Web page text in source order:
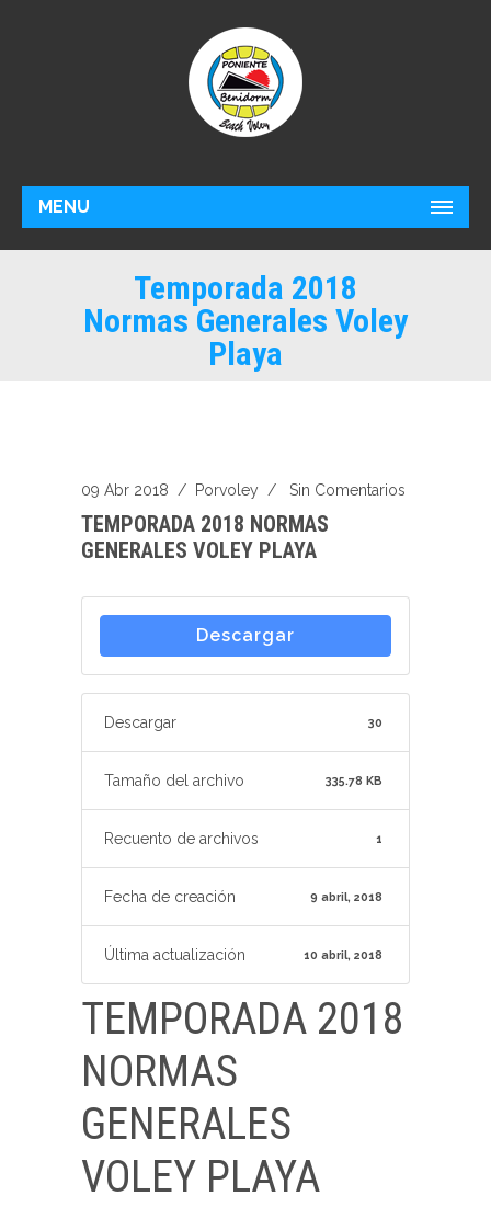
MENU
Temporada 2018
Normas Generales Voley
Playa
09 Abr 2018 / PorVoley / Sin Comentarios
TEMPORADA 2018 NORMAS
GENERALES VOLEY PLAYA
Descargar
Descargar 30
Tamaño del archivo 335.78 KB
Recuento de archivos 1
Fecha de creación 9 abril, 2018
Última actualización 10 abril, 2018
TEMPORADA 2018
NORMAS
GENERALES
VOLEY PLAYA